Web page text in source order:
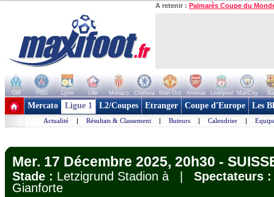
A retenir : Palmarès Coupe du
OM PSG Lyon Lille Monaco Chelsea Man Utd Arsenal Liverpool ManCity
+ de clubs
Mercato Ligue 1 L2/Coupes Etranger Coupe d'Europe Les
Actualité | Résultats & Classement | Buteurs | Calendrier |
Mer. 17 Décembre 2025, 20h30 -
Stade : Letzigrund Stadion à | Spectateurs :
Gianforte